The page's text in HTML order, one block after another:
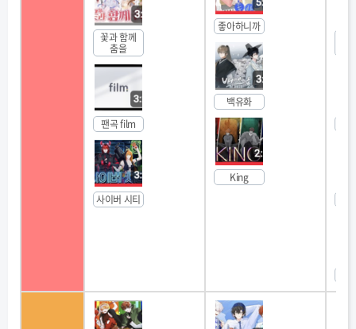
꽃과 함께
춤을
팬곡 film
사이버 시티
좋아하니까
백유화
King